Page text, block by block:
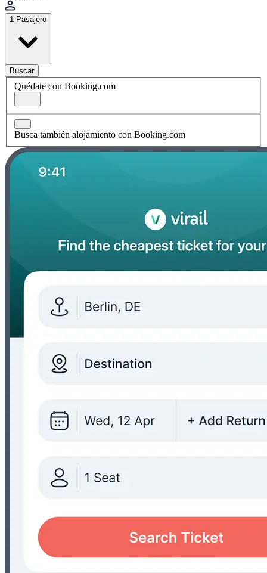
1 Pasajero
Buscar
Quédate con Booking.com
Busca también alojamiento con Booking.com